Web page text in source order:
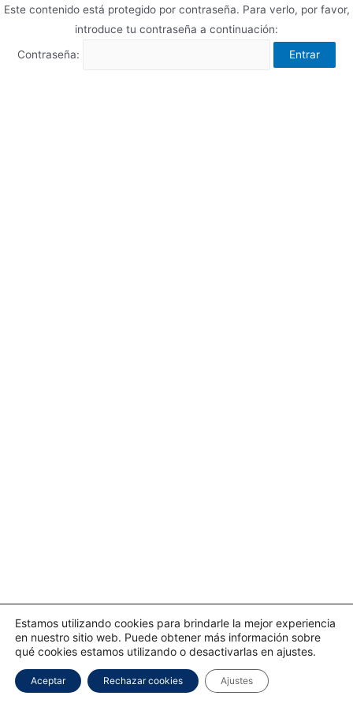
Este contenido está protegido por contraseña. Para verlo, por favor,
introduce tu contraseña a continuación:
Contraseña:
Estamos utilizando cookies para brindarle la mejor experiencia
en nuestro sitio web. Puede obtener más información sobre
qué cookies estamos utilizando o desactivarlas en ajustes.
Aceptar Rechazar cookies Ajustes